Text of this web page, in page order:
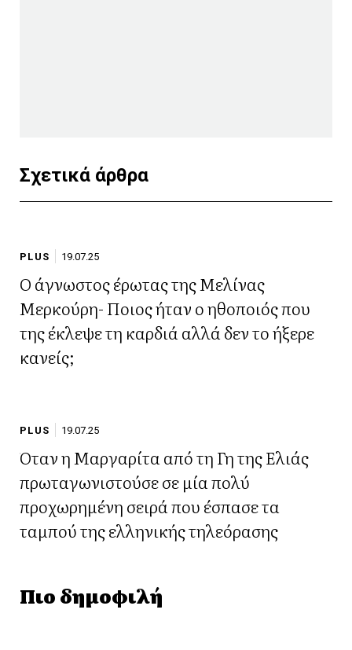
Σχετικά άρθρα
PLUS 19.07.25
Ο άγνωστος έρωτας της Μελίνας
Μερκούρη- Ποιος ήταν ο ηθοποιός που
της έκλεψε τη καρδιά αλλά δεν το ήξερε
κανείς;
PLUS 19.07.25
Όταν η Μαργαρίτα από τη Γη της Ελιάς
πρωταγωνιστούσε σε μία πολύ
προχωρημένη σειρά που έσπασε τα
ταμπού της ελληνικής τηλεόρασης
Πιο δημοφιλή